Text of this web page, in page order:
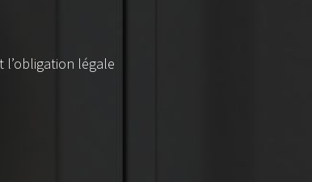
l’obligation légale